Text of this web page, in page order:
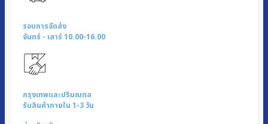
รอบการจัดส่ง
จันทร์ - เสาร์ 10.00-16.00
กรุงเทพและปริมณฑล
รับสินค้าภายใน 1-3 วัน